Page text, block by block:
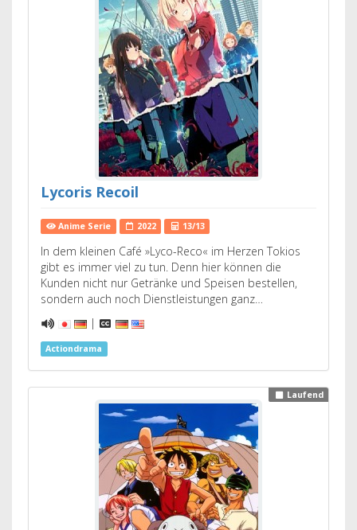
Lycoris Recoil
Anime Serie 2022 13/13
In dem kleinen Café »Lyco-Reco« im Herzen Tokios
gibt es immer viel zu tun. Denn hier können die
Kunden nicht nur Getränke und Speisen bestellen,
sondern auch noch Dienstleistungen ganz…
|
Actiondrama
Laufend